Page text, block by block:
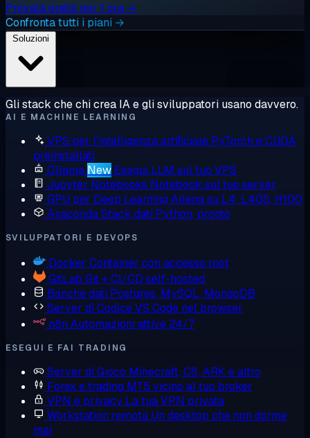
Provala gratis per 1 ora →
Confronta tutti i piani →
Gli stack che chi crea IA e gli sviluppatori usano davvero.
AI E MACHINE LEARNING
VPS per l'intelligenza artificiale PyTorch e CUDA
preinstallati
Ollama New Esegui LLM sul tuo VPS
Jupyter Notebooks Notebook sul tuo server
GPU per Deep Learning Allena su L4, L40S, H100
AnacondaStack dati Python, pronto
SVILUPPATORI E DEVOPS
Docker Container con accesso root
GitLab Git + CI/CD self-hosted
Banche dati Postgres, MySQL, MongoDB
Server di CodiceVS Code nel browser
n8n Automazioni attive 24/7
ESEGUI E FAI TRADING
Server di Gioco Minecraft, CS, ARK e altro
Forex e trading MT5 vicino al tuo broker
VPN e privacy La tua VPN privata
Workstation remota Un desktop che non dorme
mai